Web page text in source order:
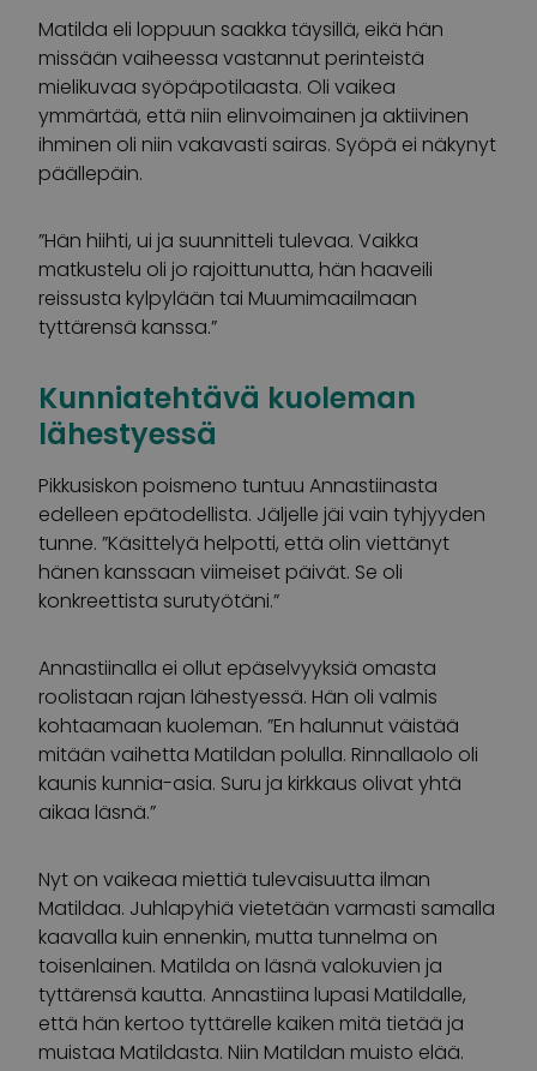
Matilda eli loppuun saakka täysillä, eikä hän
missään vaiheessa vastannut perinteistä
mielikuvaa syöpäpotilaasta. Oli vaikea
ymmärtää, että niin elinvoimainen ja aktiivinen
ihminen oli niin vakavasti sairas. Syöpä ei näkynyt
päällepäin.
”Hän hiihti, ui ja suunnitteli tulevaa. Vaikka
matkustelu oli jo rajoittunutta, hän haaveili
reissusta kylpylään tai Muumimaailmaan
tyttärensä kanssa.”
Kunniatehtävä kuoleman
lähestyessä
Pikkusiskon poismeno tuntuu Annastiinasta
edelleen epätodellista. Jäljelle jäi vain tyhjyyden
tunne. ”Käsittelyä helpotti, että olin viettänyt
hänen kanssaan viimeiset päivät. Se oli
konkreettista surutyötäni.”
Annastiinalla ei ollut epäselvyyksiä omasta
roolistaan rajan lähestyessä. Hän oli valmis
kohtaamaan kuoleman. ”En halunnut väistää
mitään vaihetta Matildan polulla. Rinnallaolo oli
kaunis kunnia-asia. Suru ja kirkkaus olivat yhtä
aikaa läsnä.”
Nyt on vaikeaa miettiä tulevaisuutta ilman
Matildaa. Juhlapyhiä vietetään varmasti samalla
kaavalla kuin ennenkin, mutta tunnelma on
toisenlainen. Matilda on läsnä valokuvien ja
tyttärensä kautta. Annastiina lupasi Matildalle,
että hän kertoo tyttärelle kaiken mitä tietää ja
muistaa Matildasta. Niin Matildan muisto elää.